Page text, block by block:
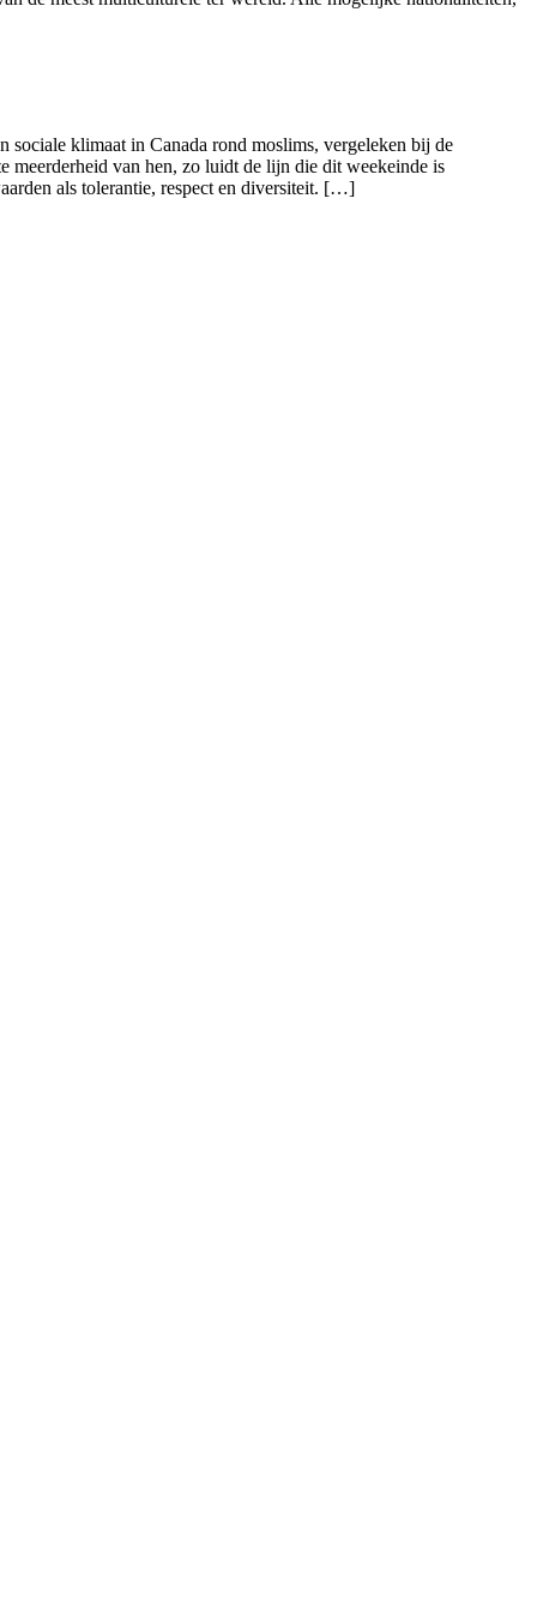
klimaat in Canada rond moslims, vergeleken bij de
meerderheid van hen, zo luidt de lijn die dit weekeinde is
als tolerantie, respect en diversiteit. […]